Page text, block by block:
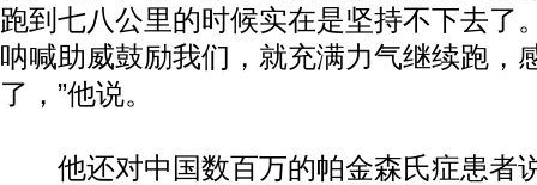
跑到七八公里的时候实在是坚持不下去了
呐喊助威鼓励我们，就充满力气继续跑，
了，”他说。
他还对中国数百万的帕金森氏症患者